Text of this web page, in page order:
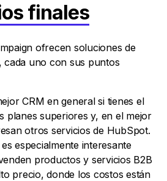
finales
ofrecen soluciones de
cada uno con sus puntos
CRM en general si tienes el
planes superiores y, en el mejor
otros servicios de HubSpot.
especialmente interesante
productos y servicios B2B
precio, donde los costos están